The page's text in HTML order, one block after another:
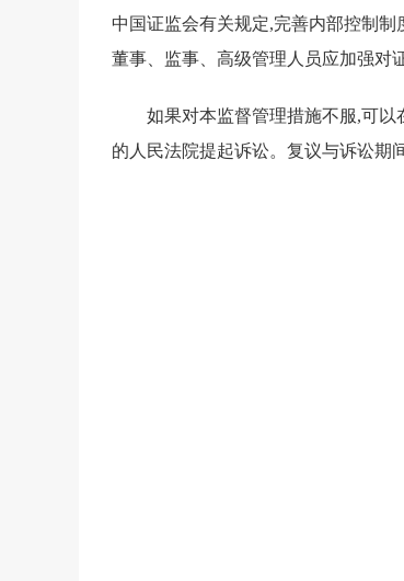
中国证监会有关规定,完善内部控制
董事、监事、高级管理人员应加强对
如果对本监督管理措施不服,可
的人民法院提起诉讼。复议与诉讼期